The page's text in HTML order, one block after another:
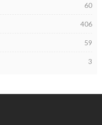
60
406
59
3